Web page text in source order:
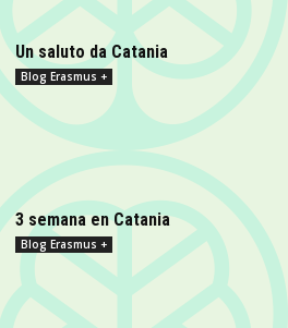
Un saluto da Catania
Blog Erasmus +
3 semana en Catania
Blog Erasmus +